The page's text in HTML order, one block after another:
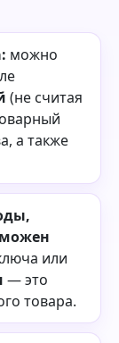
можно
(не считая
а также
или
— это
товара.